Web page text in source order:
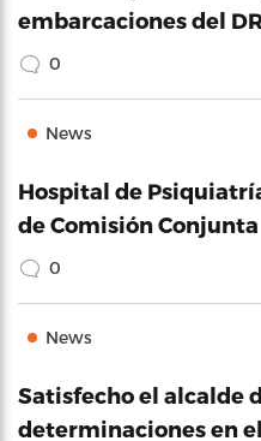
embarcaciones del
0
News
Hospital de
de Comisión Conjunta
0
News
Satisfecho el alcalde
determinaciones en